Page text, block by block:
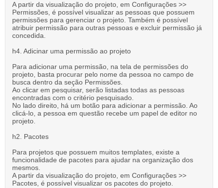
A partir da visualização do projeto, em Configurações >>
Permissões, é possível visualizar as pessoas que possuem
permissões para gerenciar o projeto. Também é possível
atribuir permissão para outras pessoas e excluir permissão já
concedida.
h4. Adicinar uma permissão ao projeto
Para adicionar uma permissão, na tela de permissões do
projeto, basta procurar pelo nome da pessoa no campo de
busca dentro da seção Permissões.
Ao clicar em pesquisar, serão listadas todas as pessoas
encontradas com o critério pesquisado.
No lado direito, há um botão para adicionar a permissão. Ao
clicá-lo, a pessoa em questão recebe um papel de editor no
projeto.
h2. Pacotes
Para projetos que possuem muitos templates, existe a
funcionalidade de pacotes para ajudar na organização dos
mesmos.
A partir da visualização do projeto, em Configurações >>
Pacotes, é possível visualizar os pacotes do projeto.